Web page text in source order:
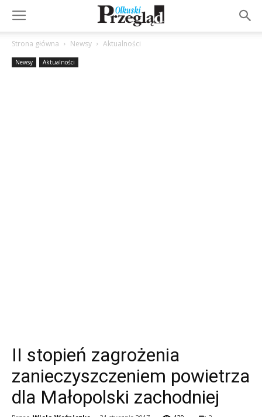
Strona główna Newsy Aktualności
Newsy Aktualności
II stopień zagrożenia
zanieczyszczeniem powietrza
dla Małopolski zachodniej